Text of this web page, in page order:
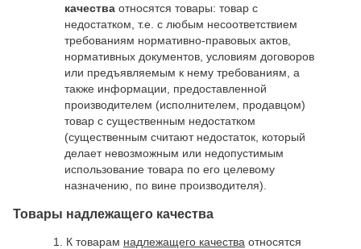
качества относятся товары: товар с
недостатком, т.е. с любым несоответствием
требованиям нормативно-правовых актов,
нормативных документов, условиям договоров
или предъявляемым к нему требованиям, а
также информации, предоставленной
производителем (исполнителем, продавцом)
товар с существенным недостатком
(существенным считают недостаток, который
делает невозможным или недопустимым
использование товара по его целевому
назначению, по вине производителя).
Товары надлежащего качества
К товарам надлежащего качества относятся